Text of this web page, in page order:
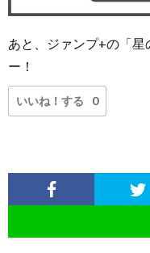
あと、ジァンプ+の「
ー！
いいね！する 0